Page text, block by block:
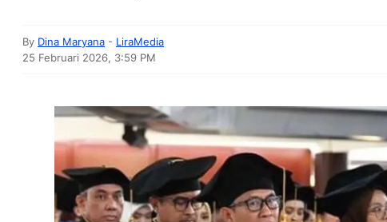
By Dina Maryana - LiraMedia
25 Februari 2026, 3:59 PM